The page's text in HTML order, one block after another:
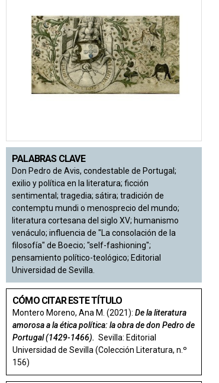
PALABRAS CLAVE
Don Pedro de Avis, condestable de Portugal;
exilio y política en la literatura; ficción
sentimental; tragedia; sátira; tradición de
contemptu mundi o menosprecio del mundo;
literatura cortesana del siglo XV; humanismo
venáculo; influencia de "La consolación de la
filosofía" de Boecio; "self-fashioning";
pensamiento político-teológico; Editorial
Universidad de Sevilla.
CÓMO CITAR ESTE TÍTULO
Montero Moreno, Ana M. (2021): De la literatura
amorosa a la ética política: la obra de don Pedro de
Portugal (1429-1466). Sevilla: Editorial
Universidad de Sevilla (Colección Literatura, n.º
156)